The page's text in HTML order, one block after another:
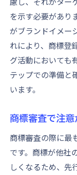
を示す必要があり
がブランドイメー
れにより、商標登
グ活動においても
テップでの準備と
います。
商標審査で注
商標審査の際に最
です。商標が他社
しくなるため、先